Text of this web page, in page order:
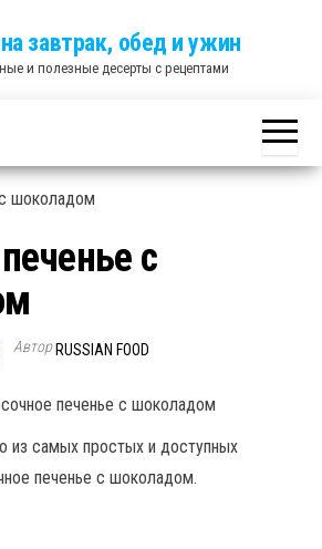
завтрак, обед и ужин
и полезные десерты с рецептами
с
Автор RUSSIAN FOOD
из самых простых и доступных
печенье с шоколадом.